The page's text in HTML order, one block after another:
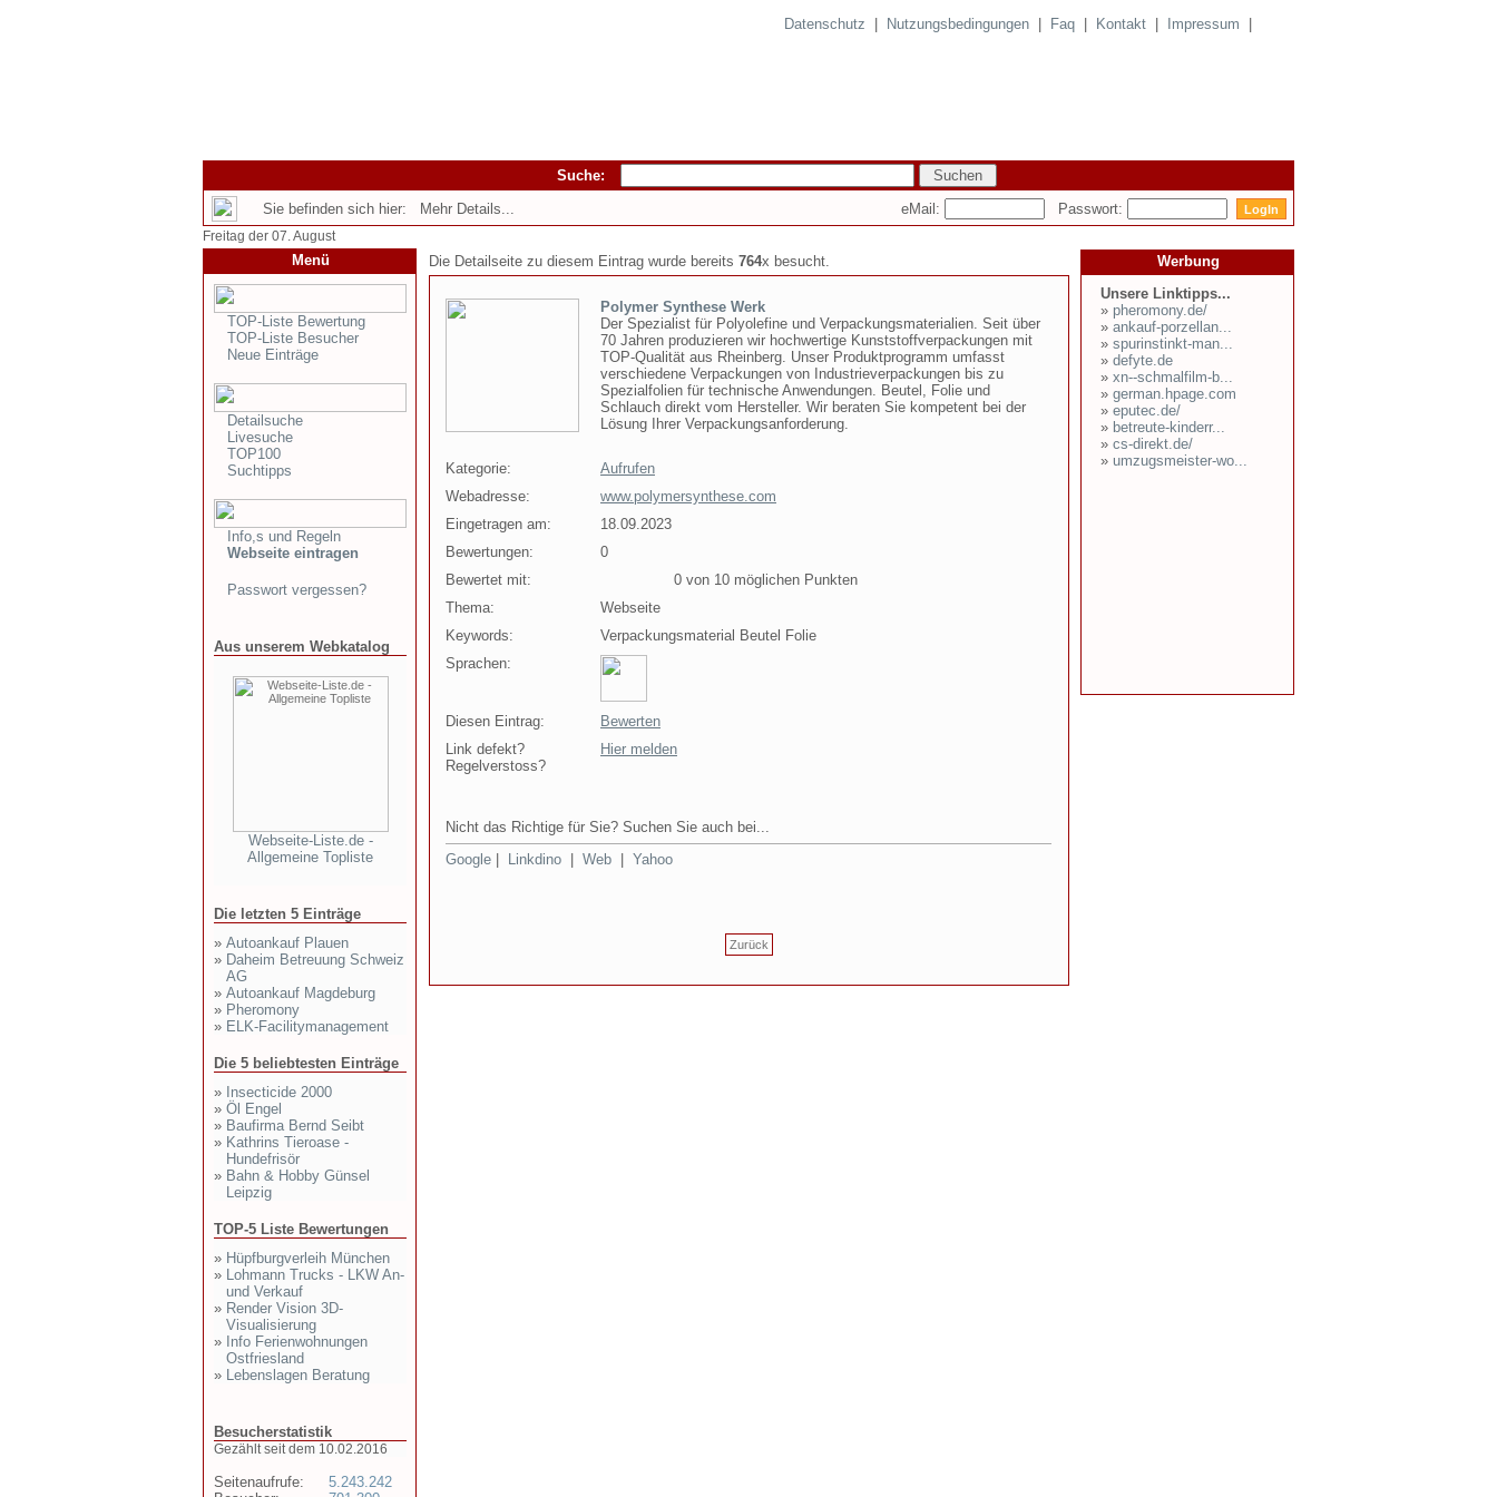
Datenschutz Nutzungsbedingungen Faq Kontakt Impressum
Suche:
Sie befinden sich hier: Mehr Details...
eMail: Passwort:
Freitag der 07. August
Menü
TOP-Liste Bewertung
TOP-Liste Besucher
Neue Einträge
Detailsuche
Livesuche
TOP100
Suchtipps
Info,s und Regeln
Webseite eintragen
Passwort vergessen?
Aus unserem Webkatalog
Webseite-Liste.de -
Allgemeine Topliste
Die letzten 5 Einträge
» Autoankauf Plauen
» Daheim Betreuung Schweiz
AG
» Autoankauf Magdeburg
» Pheromony
» ELK-Facilitymanagement
Die 5 beliebtesten Einträge
» Insecticide 2000
» Öl Engel
» Baufirma Bernd Seibt
» Kathrins Tieroase -
Hundefrisör
» Bahn & Hobby Günsel
Leipzig
TOP-5 Liste Bewertungen
» Hüpfburgverleih München
» Lohmann Trucks - LKW An-
und Verkauf
» Render Vision 3D-
Visualisierung
» Info Ferienwohnungen
Ostfriesland
» Lebenslagen Beratung
Besucherstatistik
Gezählt seit dem 10.02.2016
Seitenaufrufe:
5.243.242
Die Detailseite zu diesem Eintrag wurde bereits 764x besucht.
Polymer Synthese Werk
Der Spezialist für Polyolefine und Verpackungsmaterialien. Seit über
70 Jahren produzieren wir hochwertige Kunststoffverpackungen mit
TOP-Qualität aus Rheinberg. Unser Produktprogramm umfasst
verschiedene Verpackungen von Industrieverpackungen bis zu
Spezialfolien für technische Anwendungen. Beutel, Folie und
Schlauch direkt vom Hersteller. Wir beraten Sie kompetent bei der
Lösung Ihrer Verpackungsanforderung.
Kategorie:
Aufrufen
Webadresse:
www.polymersynthese.com
Eingetragen am:
18.09.2023
Bewertungen:
0
Bewertet mit:
0 von 10 möglichen Punkten
Thema:
Webseite
Keywords:
Verpackungsmaterial Beutel Folie
Sprachen:
Diesen Eintrag:
Bewerten
Link defekt?
Regelverstoss?
Hier melden
Nicht das Richtige für Sie? Suchen Sie auch bei...
Google
Linkdino Web Yahoo
Zurück
Werbung
Unsere Linktipps...
» pheromony.de/
» ankauf-porzellan...
» spurinstinkt-man...
» defyte.de
» xn--schmalfilm-b...
» german.hpage.com
» eputec.de/
» betreute-kinderr...
» cs-direkt.de/
» umzugsmeister-wo...